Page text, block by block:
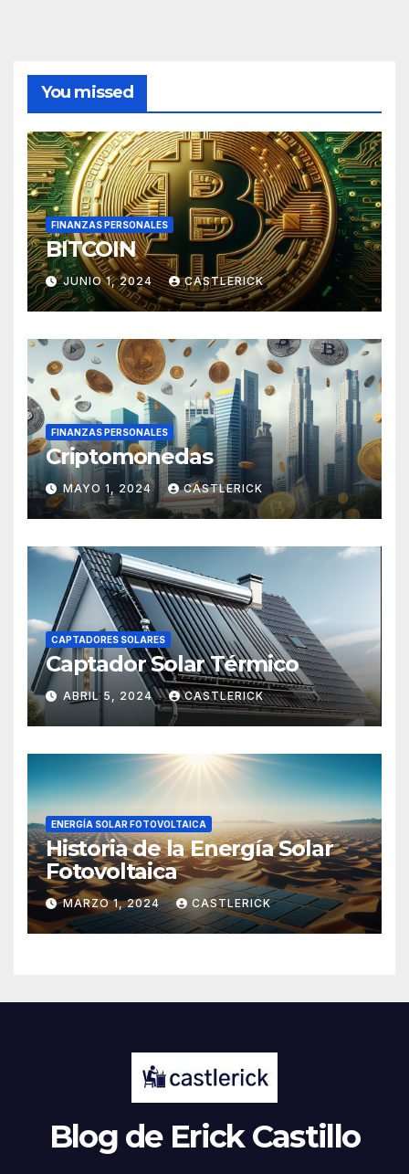
You missed
FINANZAS PERSONALES
BITCOIN
JUNIO 1, 2024 CASTLERICK
FINANZAS PERSONALES
Criptomonedas
MAYO 1, 2024 CASTLERICK
CAPTADORES SOLARES
Captador Solar Térmico
ABRIL 5, 2024 CASTLERICK
ENERGÍA SOLAR FOTOVOLTAICA
Historia de la Energía Solar
Fotovoltaica
MARZO 1, 2024 CASTLERICK
Blog de Erick Castillo